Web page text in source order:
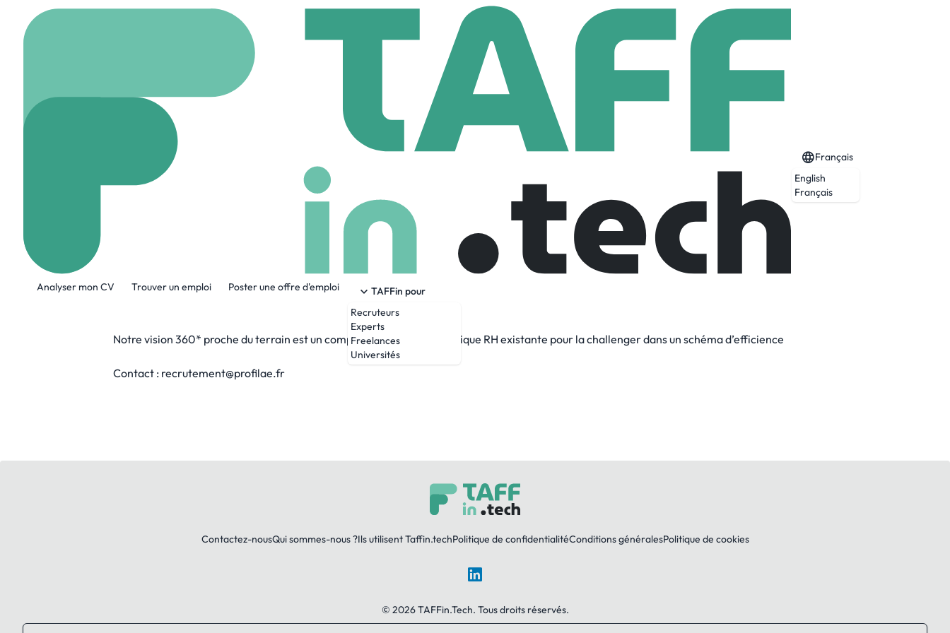
Analyser mon CV Trouver un emploi Poster une offre d'emploi
TAFFin pour
Recruteurs
Experts
Freelances
Universités
Français
English
Français
PROFILAE accompagne les dirigeants et managers pour apporter des solutions aux problématiques d’une entreprise dans la gestion des
Notre vision 360* proche du terrain est un complément idéal à la politique RH existante pour la challenger dans un schéma d’efficience
Contact : recrutement@profilae.fr
Contactez-nousQui sommes-nous ?Ils utilisent Taffin.techPolitique de confidentialitéConditions généralesPolitique de cookies
LinkedIn
© 2026 TAFFin.Tech. Tous droits réservés.